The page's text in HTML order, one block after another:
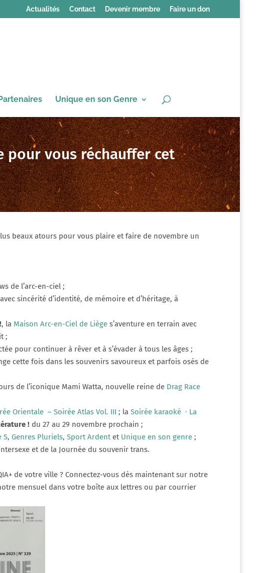
Actualités Contact Devenir membre Faire un don
Unique en son Genre
pour vous réchauffer cet
beaux atours pour vous plaire et faire de novembre un
de l’arc-en-ciel ;
sincérité d’identité, de mémoire et d’héritage, à
, la Maison Arc-en-Ciel de Liège s’aventure en terrain avec
;
pour continuer à rêver et à s’évader à tous les âges ;
cette fois dans les souvenirs savoureux et parfois osés de
de l’iconique Mami Watta, nouvelle reine de Drag Race
Orientale – Soirée Atlas Vol. III ; la Soirée karaoké · La
! du 27 au 29 novembre prochain ;
S, Genres Pluriels, Sport Ardentet Unique en son genre ;
et de la Journée du souvenir trans.
de votre ville ? Connectez-vous dès maintenant sur notre
mensuel dans votre boîte aux lettres ou par courrier